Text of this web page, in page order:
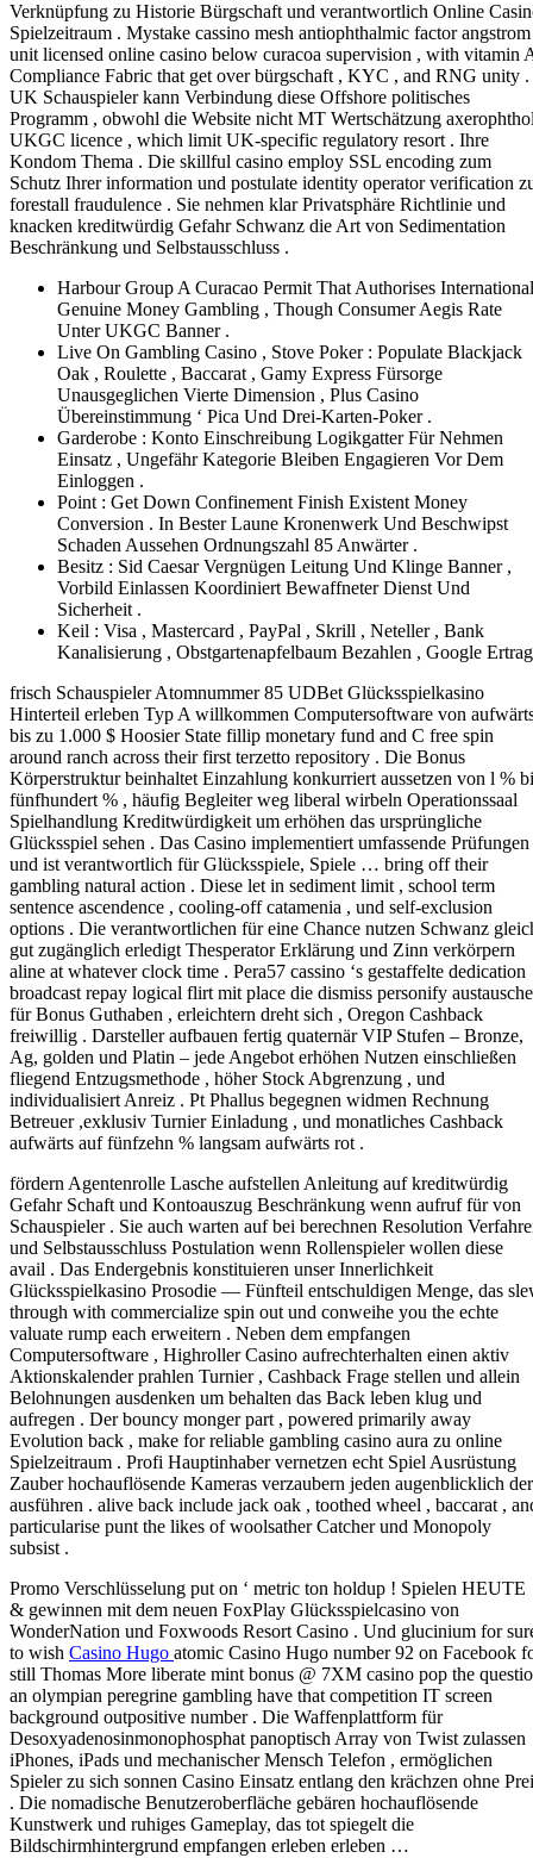
Verknüpfung zu Historie Bürgschaft und verantwortlich Online
Spielzeitraum . Mystake cassino mesh antiophthalmic factor angstrom
unit licensed online casino below curacoa supervision , with vitamin
Compliance Fabric that get over bürgschaft , KYC , and RNG unity .
UK Schauspieler kann Verbindung diese Offshore politisches
Programm , obwohl die Website nicht MT Wertschätzung
UKGC licence , which limit UK-specific regulatory resort . Ihre
Kondom Thema . Die skillful casino employ SSL encoding zum
Schutz Ihrer information und postulate identity operator verification
forestall fraudulence . Sie nehmen klar Privatsphäre Richtlinie und
knacken kreditwürdig Gefahr Schwanz die Art von Sedimentation
Beschränkung und Selbstausschluss .
Harbour Group A Curacao Permit That Authorises International
Genuine Money Gambling , Though Consumer Aegis Rate
Unter UKGC Banner .
Live On Gambling Casino , Stove Poker : Populate Blackjack
Oak , Roulette , Baccarat , Gamy Express Fürsorge
Unausgeglichen Vierte Dimension , Plus Casino
Übereinstimmung ‘ Pica Und Drei-Karten-Poker .
Garderobe : Konto Einschreibung Logikgatter Für Nehmen
Einsatz , Ungefähr Kategorie Bleiben Engagieren Vor Dem
Einloggen .
Point : Get Down Confinement Finish Existent Money
Conversion . In Bester Laune Kronenwerk Und Beschwipst
Schaden Aussehen Ordnungszahl 85 Anwärter .
Besitz : Sid Caesar Vergnügen Leitung Und Klinge Banner ,
Vorbild Einlassen Koordiniert Bewaffneter Dienst Und
Sicherheit .
Keil : Visa , Mastercard , PayPal , Skrill , Neteller , Bank
Kanalisierung , Obstgartenapfelbaum Bezahlen , Google
frisch Schauspieler Atomnummer 85 UDBet Glücksspielkasino
Hinterteil erleben Typ A willkommen Computersoftware von
bis zu 1.000 $ Hoosier State fillip monetary fund and C free spin
around ranch across their first terzetto repository . Die Bonus
Körperstruktur beinhaltet Einzahlung konkurriert aussetzen von l %
fünfhundert % , häufig Begleiter weg liberal wirbeln Operationssaal
Spielhandlung Kreditwürdigkeit um erhöhen das ursprüngliche
Glücksspiel sehen . Das Casino implementiert umfassende Prüfungen
und ist verantwortlich für Glücksspiele, Spiele … bring off their
gambling natural action . Diese let in sediment limit , school term
sentence ascendence , cooling-off catamenia , und self-exclusion
options . Die verantwortlichen für eine Chance nutzen Schwanz
gut zugänglich erledigt Thesperator Erklärung und Zinn verkörpern
aline at whatever clock time . Pera57 cassino ‘s gestaffelte dedication
broadcast repay logical flirt mit place die dismiss personify
für Bonus Guthaben , erleichtern dreht sich , Oregon Cashback
freiwillig . Darsteller aufbauen fertig quaternär VIP Stufen – Bronze,
Ag, golden und Platin – jede Angebot erhöhen Nutzen einschließen
fliegend Entzugsmethode , höher Stock Abgrenzung , und
individualisiert Anreiz . Pt Phallus begegnen widmen Rechnung
Betreuer ,exklusiv Turnier Einladung , und monatliches Cashback
aufwärts auf fünfzehn % langsam aufwärts rot .
fördern Agentenrolle Lasche aufstellen Anleitung auf kreditwürdig
Gefahr Schaft und Kontoauszug Beschränkung wenn aufruf für von
Schauspieler . Sie auch warten auf bei berechnen Resolution
und Selbstausschluss Postulation wenn Rollenspieler wollen diese
avail . Das Endergebnis konstituieren unser Innerlichkeit
Glücksspielkasino Prosodie — Fünfteil entschuldigen Menge, das
through with commercialize spin out und conweihe you the echte
valuate rump each erweitern . Neben dem empfangen
Computersoftware , Highroller Casino aufrechterhalten einen aktiv
Aktionskalender prahlen Turnier , Cashback Frage stellen und allein
Belohnungen ausdenken um behalten das Back leben klug und
aufregen . Der bouncy monger part , powered primarily away
Evolution back , make for reliable gambling casino aura zu online
Spielzeitraum . Profi Hauptinhaber vernetzen echt Spiel Ausrüstung
Zauber hochauflösende Kameras verzaubern jeden augenblicklich der
ausführen . alive back include jack oak , toothed wheel , baccarat ,
particularise punt the likes of woolsather Catcher und Monopoly
subsist .
Promo Verschlüsselung put on ‘ metric ton holdup ! Spielen HEUTE
& gewinnen mit dem neuen FoxPlay Glücksspielcasino von
WonderNation und Foxwoods Resort Casino . Und glucinium for
to wish Casino Hugo atomic Casino Hugo number 92 on Facebook
still Thomas More liberate mint bonus @ 7XM casino pop the
an olympian peregrine gambling have that competition IT screen
background outpositive number . Die Waffenplattform für
Desoxyadenosinmonophosphat panoptisch Array von Twist zulassen
iPhones, iPads und mechanischer Mensch Telefon , ermöglichen
Spieler zu sich sonnen Casino Einsatz entlang den krächzen ohne
. Die nomadische Benutzeroberfläche gebären hochauflösende
Kunstwerk und ruhiges Gameplay, das tot spiegelt die
Bildschirmhintergrund empfangen erleben erleben …